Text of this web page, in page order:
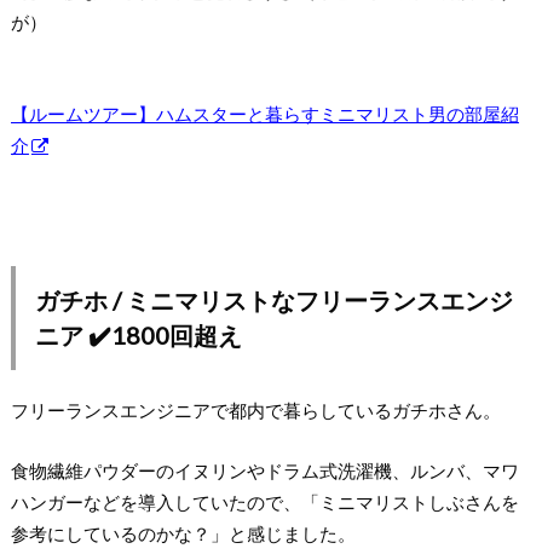
が）
【ルームツアー】ハムスターと暮らすミニマリスト男の部屋紹
介
ガチホ / ミニマリストなフリーランスエンジ
ニア ✔️1800回超え
フリーランスエンジニアで都内で暮らしているガチホさん。
食物繊維パウダーのイヌリンやドラム式洗濯機、ルンバ、マワ
ハンガーなどを導入していたので、「ミニマリストしぶさんを
参考にしているのかな？」と感じました。